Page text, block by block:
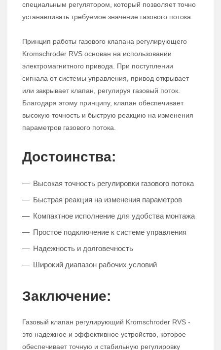
специальным регулятором, который позволяет точно
устанавливать требуемое значение газового потока.
Принцип работы газового клапана регулирующего
Kromschroder RVS основан на использовании
электромагнитного привода. При поступлении
сигнала от системы управления, привод открывает
или закрывает клапан, регулируя газовый поток.
Благодаря этому принципу, клапан обеспечивает
высокую точность и быструю реакцию на изменения
параметров газового потока.
Достоинства:
Высокая точность регулировки газового потока
Быстрая реакция на изменения параметров
Компактное исполнение для удобства монтажа
Простое подключение к системе управления
Надежность и долговечность
Широкий диапазон рабочих условий
Заключение:
Газовый клапан регулирующий Kromschroder RVS -
это надежное и эффективное устройство, которое
обеспечивает точную и стабильную регулировку